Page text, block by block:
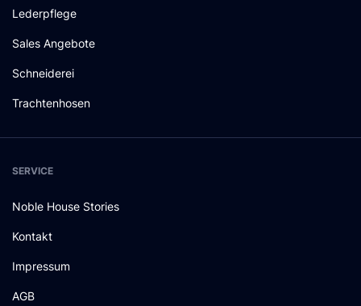
Lederpflege
Sales Angebote
Schneiderei
Trachtenhosen
SERVICE
Noble House Stories
Kontakt
Impressum
AGB